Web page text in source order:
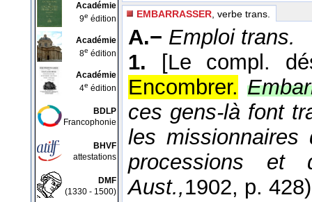
Académie
9e édition
Académie
8e édition
Académie
4e édition
BDLP
Francophonie
BHVF
attestations
DMF
(1330 - 1500)
EMBARRASSER , verbe trans.
A.− Emploi trans.
1.
[Le compl.
Encombrer.
ces gens-là font
les missionnaires
processions et
Aust.,1902, p.